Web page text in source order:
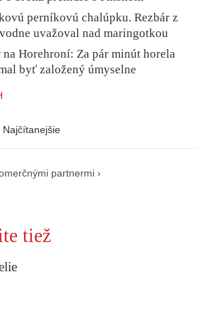
perníkovú chalúpku. Rezbár z
uvažoval nad maringotkou
Horehroní: Za pár minút horela
byť založený úmyselne
Najčítanejšie
partnermi ›
tiež